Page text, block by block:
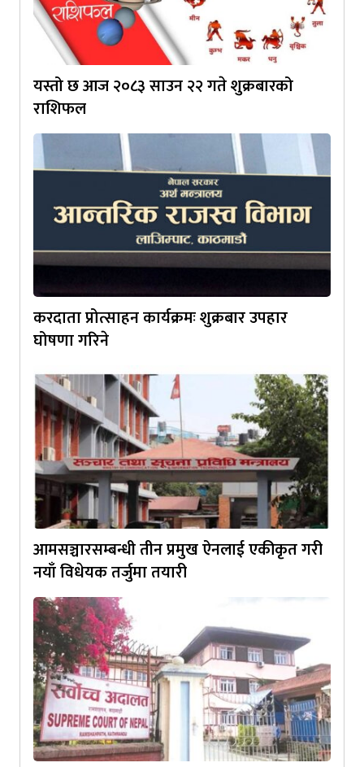
यस्तो छ आज २०८३ साउन २२ गते शुक्रबारको
राशिफल
करदाता प्रोत्साहन कार्यक्रमः शुक्रबार उपहार
घोषणा गरिने
आमसञ्चारसम्बन्धी तीन प्रमुख ऐनलाई एकीकृत गरी
नयाँ विधेयक तर्जुमा तयारी